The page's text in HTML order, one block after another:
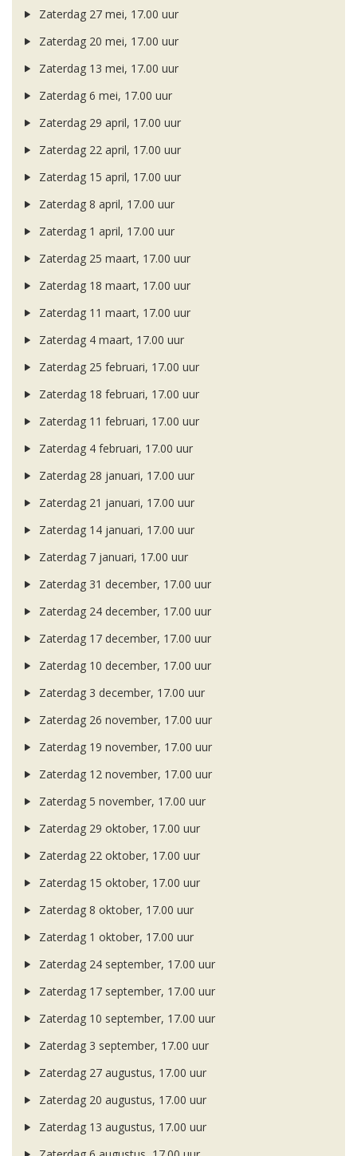
Zaterdag 27 mei, 17.00 uur
Zaterdag 20 mei, 17.00 uur
Zaterdag 13 mei, 17.00 uur
Zaterdag 6 mei, 17.00 uur
Zaterdag 29 april, 17.00 uur
Zaterdag 22 april, 17.00 uur
Zaterdag 15 april, 17.00 uur
Zaterdag 8 april, 17.00 uur
Zaterdag 1 april, 17.00 uur
Zaterdag 25 maart, 17.00 uur
Zaterdag 18 maart, 17.00 uur
Zaterdag 11 maart, 17.00 uur
Zaterdag 4 maart, 17.00 uur
Zaterdag 25 februari, 17.00 uur
Zaterdag 18 februari, 17.00 uur
Zaterdag 11 februari, 17.00 uur
Zaterdag 4 februari, 17.00 uur
Zaterdag 28 januari, 17.00 uur
Zaterdag 21 januari, 17.00 uur
Zaterdag 14 januari, 17.00 uur
Zaterdag 7 januari, 17.00 uur
Zaterdag 31 december, 17.00 uur
Zaterdag 24 december, 17.00 uur
Zaterdag 17 december, 17.00 uur
Zaterdag 10 december, 17.00 uur
Zaterdag 3 december, 17.00 uur
Zaterdag 26 november, 17.00 uur
Zaterdag 19 november, 17.00 uur
Zaterdag 12 november, 17.00 uur
Zaterdag 5 november, 17.00 uur
Zaterdag 29 oktober, 17.00 uur
Zaterdag 22 oktober, 17.00 uur
Zaterdag 15 oktober, 17.00 uur
Zaterdag 8 oktober, 17.00 uur
Zaterdag 1 oktober, 17.00 uur
Zaterdag 24 september, 17.00 uur
Zaterdag 17 september, 17.00 uur
Zaterdag 10 september, 17.00 uur
Zaterdag 3 september, 17.00 uur
Zaterdag 27 augustus, 17.00 uur
Zaterdag 20 augustus, 17.00 uur
Zaterdag 13 augustus, 17.00 uur